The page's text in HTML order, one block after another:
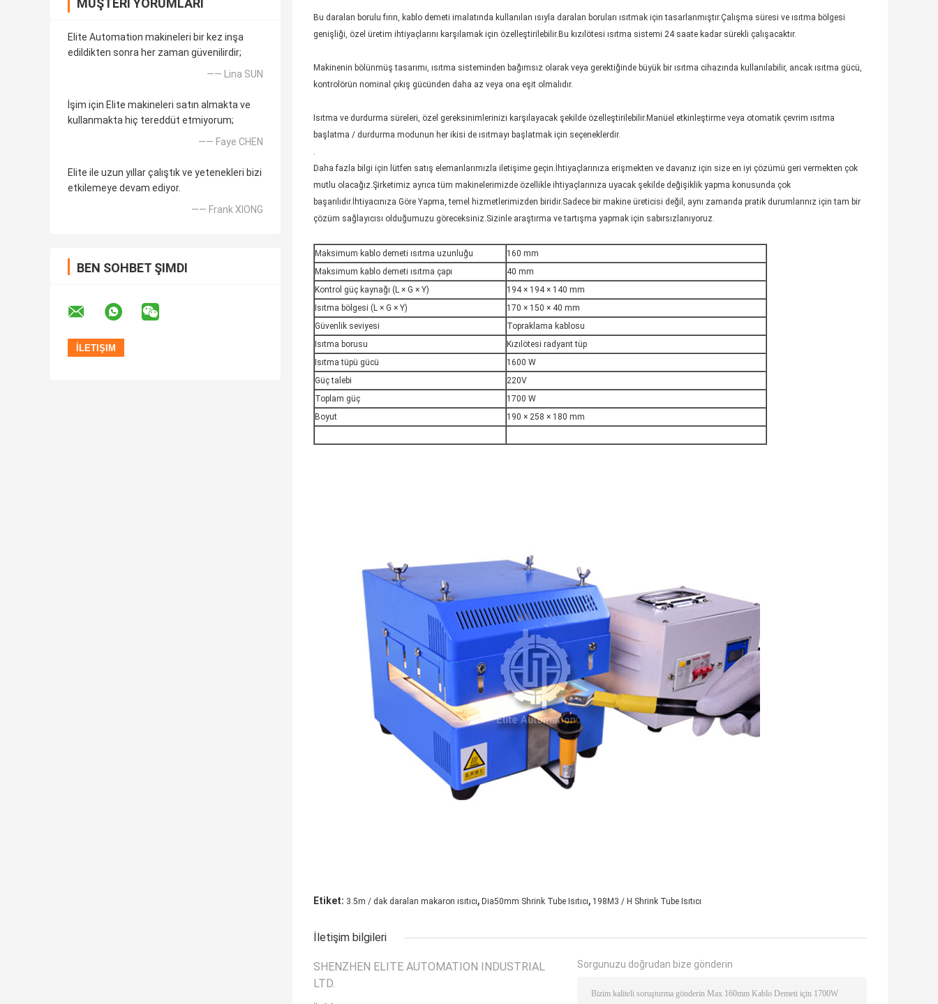
MÜŞTERI YORUMLARI
Elite Automation makineleri bir kez inşa
edildikten sonra her zaman güvenilirdir;
—— Lina SUN
İşim için Elite makineleri satın almakta ve
kullanmakta hiç tereddüt etmiyorum;
—— Faye CHEN
Elite ile uzun yıllar çalıştık ve yetenekleri bizi
etkilemeye devam ediyor.
—— Frank XIONG
BEN SOHBET ŞIMDI
Bu daralan borulu fırın, kablo demeti imalatında kullanılan ısıyla daralan boruları ısıtmak için tasarlanmıştır.Çalışma süresi ve ısıtma bölgesi
genişliği, özel üretim ihtiyaçlarını karşılamak için özelleştirilebilir.Bu kızılötesi ısıtma sistemi 24 saate kadar sürekli çalışacaktır.
Makinenin bölünmüş tasarımı, ısıtma sisteminden bağımsız olarak veya gerektiğinde büyük bir ısıtma cihazında kullanılabilir, ancak ısıtma gücü,
kontrolörün nominal çıkış gücünden daha az veya ona eşit olmalıdır.
Isıtma ve durdurma süreleri, özel gereksinimlerinizi karşılayacak şekilde özelleştirilebilir.Manüel etkinleştirme veya otomatik çevrim ısıtma
başlatma / durdurma modunun her ikisi de ısıtmayı başlatmak için seçeneklerdir.
.
Daha fazla bilgi için lütfen satış elemanlarımızla iletişime geçin.İhtiyaçlarınıza erişmekten ve davanız için size en iyi çözümü geri vermekten çok
mutlu olacağız.Şirketimiz ayrıca tüm makinelerimizde özellikle ihtiyaçlarınıza uyacak şekilde değişiklik yapma konusunda çok
başarılıdır.İhtiyacınıza Göre Yapma, temel hizmetlerimizden biridir.Sadece bir makine üreticisi değil, aynı zamanda pratik durumlarınız için tam bir
çözüm sağlayıcısı olduğumuzu göreceksiniz.Sizinle araştırma ve tartışma yapmak için sabırsızlanıyoruz.
Maksimum kablo demeti ısıtma uzunluğu
160 mm
Maksimum kablo demeti ısıtma çapı
40 mm
Kontrol güç kaynağı (L × G × Y)
194 × 194 × 140 mm
Isıtma bölgesi (L × G × Y)
170 × 150 × 40 mm
Güvenlik seviyesi
Topraklama kablosu
Isıtma borusu
Kızılötesi radyant tüp
Isıtma tüpü gücü
1600 W
Güç talebi
220V
Toplam güç
1700 W
Boyut
190 × 258 × 180 mm
Etiket: 3.5m / dak daralan makaron ısıtıcı, Dia50mm Shrink Tube Isıtıcı, 198M3 / H Shrink Tube Isıtıcı
İletişim bilgileri
SHENZHEN ELITE AUTOMATION INDUSTRIAL
LTD.
Sorgunuzu doğrudan bize gönderin